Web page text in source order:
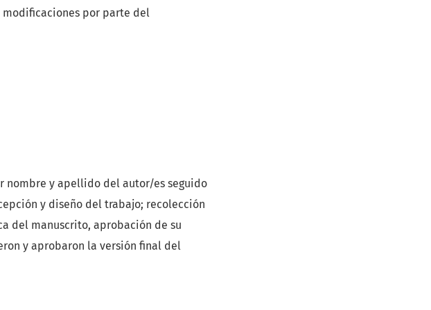
modificaciones por parte del
nombre y apellido del autor/es seguido
y diseño del trabajo; recolección
del manuscrito, aprobación de su
y aprobaron la versión final del